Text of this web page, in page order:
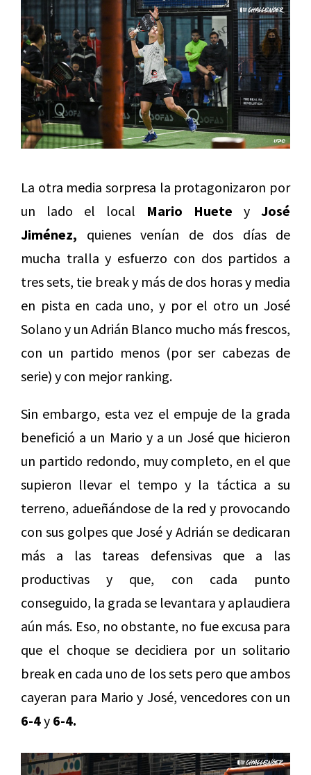
La otra media sorpresa la protagonizaron por
un lado el local Mario Huete y José
Jiménez, quienes venían de dos días de
mucha tralla y esfuerzo con dos partidos a
tres sets, tie break y más de dos horas y media
en pista en cada uno, y por el otro un José
Solano y un Adrián Blanco mucho más frescos,
con un partido menos (por ser cabezas de
serie) y con mejor ranking.
Sin embargo, esta vez el empuje de la grada
benefició a un Mario y a un José que hicieron
un partido redondo, muy completo, en el que
supieron llevar el tempo y la táctica a su
terreno, adueñándose de la red y provocando
con sus golpes que José y Adrián se dedicaran
más a las tareas defensivas que a las
productivas y que, con cada punto
conseguido, la grada se levantara y aplaudiera
aún más. Eso, no obstante, no fue excusa para
que el choque se decidiera por un solitario
break en cada uno de los sets pero que ambos
cayeran para Mario y José, vencedores con un
6-4y 6-4.